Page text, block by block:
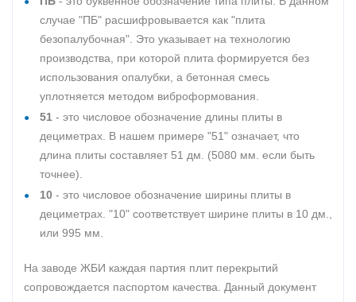
случае "ПБ" расшифровывается как "плита
безопалубочная". Это указывает на технологию
производства, при которой плита формируется без
использования опалубки, а бетонная смесь
уплотняется методом виброформования.
51 - это числовое обозначение длины плиты в
дециметрах. В нашем примере "51" означает, что
длина плиты составляет 51 дм. (5080 мм. если быть
точнее).
10 - это числовое обозначение ширины плиты в
дециметрах. "10" соответствует ширине плиты в 10 дм.,
или 995 мм.
На заводе ЖБИ каждая партия плит перекрытий
сопровождается паспортом качества. Данный документ